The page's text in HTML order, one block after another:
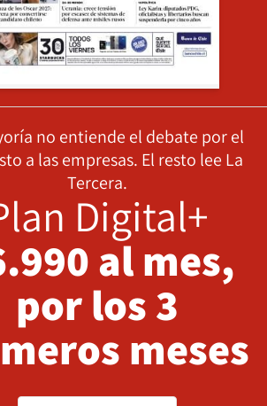
no entiende el debate por el
a las empresas. El resto lee La
Tercera.
Digital+
al mes,
por los 3
meses